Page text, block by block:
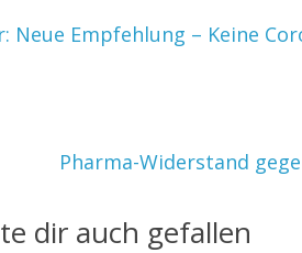
Neue Empfehlung – Keine
Pharma-Widerstand
dir auch gefallen